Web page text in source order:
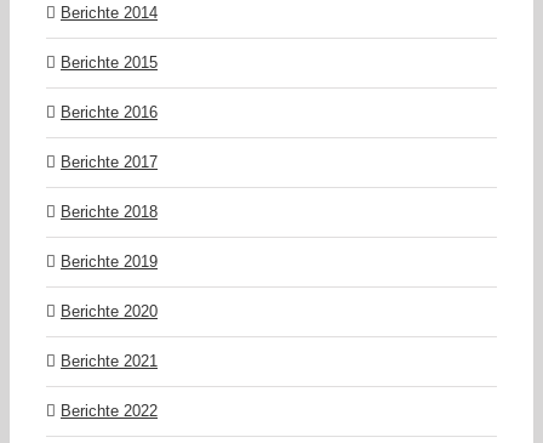
Berichte 2014
Berichte 2015
Berichte 2016
Berichte 2017
Berichte 2018
Berichte 2019
Berichte 2020
Berichte 2021
Berichte 2022